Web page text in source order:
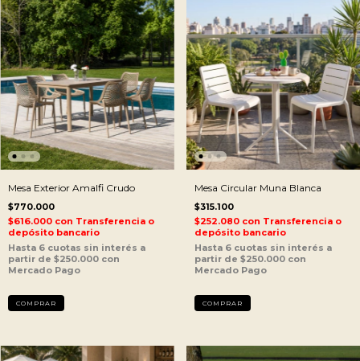
Mesa Exterior Amalfi Crudo
$770.000
$616.000 con Transferencia o
depósito bancario
Mesa Circular Muna Blanca
$315.100
$252.080 con Transferencia o
depósito bancario